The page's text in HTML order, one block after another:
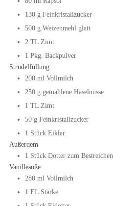
130 g Feinkristallzucker
500 g Weizenmehl glatt
2 TL Zimt
1 Pkg. Backpulver
Strudelfüllung
200 ml Vollmilch
250 g gemahlene Haselnüsse
1 TL Zimt
50 g Feinkristallzucker
1 Stück Eiklar
Außerdem
1 Stück Dotter zum Bestreichen
Vanillesoße
280 ml Vollmilch
1 EL Stärke